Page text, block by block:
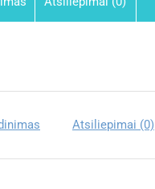
Atsiliepimai (0)